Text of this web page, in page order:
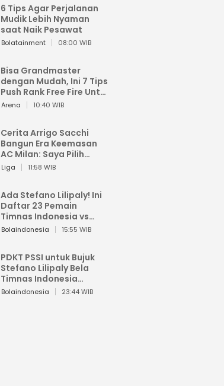
6 Tips Agar Perjalanan
Mudik Lebih Nyaman
saat Naik Pesawat
Bolatainment 08:00 WIB
Bisa Grandmaster
dengan Mudah, Ini 7 Tips
Push Rank Free Fire Untuk
Pemula
Arena 10:40 WIB
Cerita Arrigo Sacchi
Bangun Era Keemasan
AC Milan: Saya Pilih
Pemain dari Isi Otaknya
Liga 11:58 WIB
Ada Stefano Lilipaly! Ini
Daftar 23 Pemain
Timnas Indonesia vs
China
Bolaindonesia 15:55 WIB
PDKT PSSI untuk Bujuk
Stefano Lilipaly Bela
Timnas Indonesia
Berakhir Berantakan
Bolaindonesia 23:44 WIB